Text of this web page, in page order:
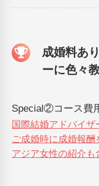
成婚料あ
ーに色々
Special②コース費
国際結婚アドバイザ
ご成婚時に成婚報酬
アジア女性の紹介も